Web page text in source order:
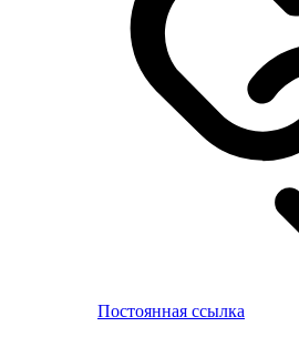
Постоянная ссылка